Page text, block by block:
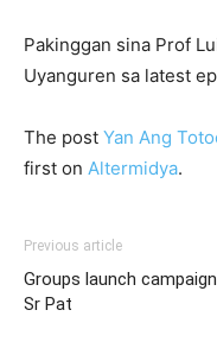
Pakinggan sina Prof
Uyanguren sa latest
The post Yan Ang
first on Altermidya.
Previous article
Groups launch
Sr Pat